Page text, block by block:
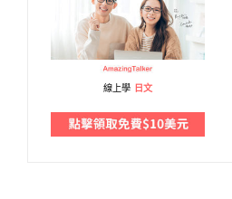
線上學 日文